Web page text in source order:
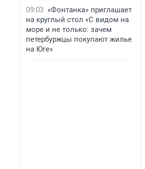
09:03 «Фонтанка» приглашает
на круглый стол «С видом на
море и не только: зачем
петербуржцы покупают жилье
на Юге»